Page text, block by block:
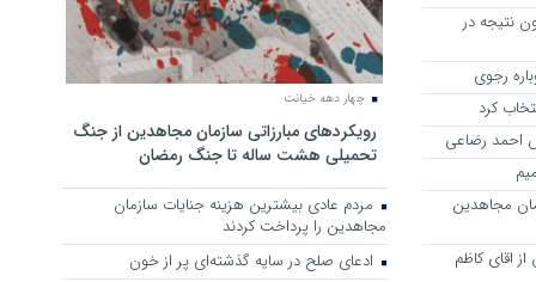
نتیجه در
کرد
احمد رضاعی
مجاهدین
اقای کاظم
چهار دهه خیانت
رویکرد‌های مبارزاتی سازمان مجاهدین از جنگ
تحمیلی هشت ساله تا جنگ رمضان
مردم عادی بیشترین هزینه جنایات سازمان
مجاهدین را پرداخت کردند
ادعای صلح در سایه گذشته‌ای پر از خون